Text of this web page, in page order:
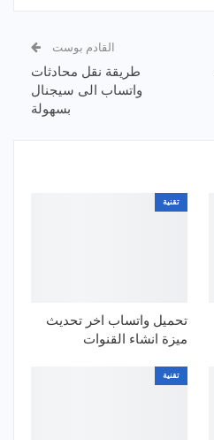
القادم بوست
طريقة نقل محادثات
واتساب الى سيجنال
بسهولة
تقنية
تحميل واتساب اخر تحديث
ميزة انشاء القنوات
تقنية